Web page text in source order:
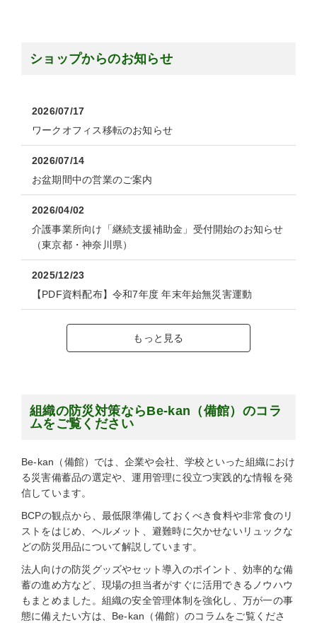
ショップからのお知らせ
2026/07/17
ワークオフィス移転のお知らせ
2026/07/14
お盆期間中の営業のご案内
2026/04/02
介護事業所向け「継続支援補助金」受付開始のお知らせ
（東京都・神奈川県）
2025/12/23
【PDF資料配布】令和7年度 年末年始無災害運動
もっと見る
組織の防災対策ならBe-kan（備館）のコラ
ムをご覧ください
Be-kan（備館）では、企業や会社、学校といった組織におけ
る災害備蓄品の選定や、運用管理に役立つ実践的な情報を発
信しています。
BCPの観点から、最低限準備しておくべき食料や非常食のリ
ストをはじめ、ヘルメット、避難時に欠かせないリュックな
どの防災用品について解説しています。
法人向けの防災グッズやセット導入のポイント、効率的な備
蓄の進め方など、現場の担当者がすぐに活用できるノウハウ
もまとめました。組織の安全管理体制を強化し、万が一の事
態に備えたい方は、Be-kan（備館）のコラムをご覧くださ